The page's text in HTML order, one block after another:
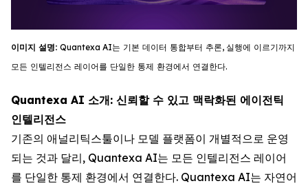
이미지 설명: Quantexa AI는 기본 데이터 통합부터 추론, 실행에 이르기까지
모든 인텔리전스 레이어를 단일한 통제 환경에서 연결한다.
Quantexa AI 소개: 신뢰할 수 있고 맥락화된 에이전틱
인텔리전스
기존의 애널리틱스툴이나 모델 플랫폼이 개별적으로 운영
되는 것과 달리, Quantexa AI는 모든 인텔리전스 레이어
를 단일한 통제 환경에서 연결한다. Quantexa AI는 자연어